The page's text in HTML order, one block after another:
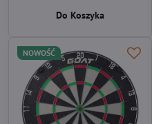
Do Koszyka
NOWOŚĆ